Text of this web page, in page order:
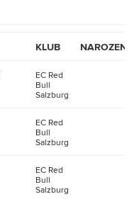
KLUB NAROZENÍ
EC Red
Bull
Salzburg
EC Red
Bull
Salzburg
EC Red
Bull
Salzburg